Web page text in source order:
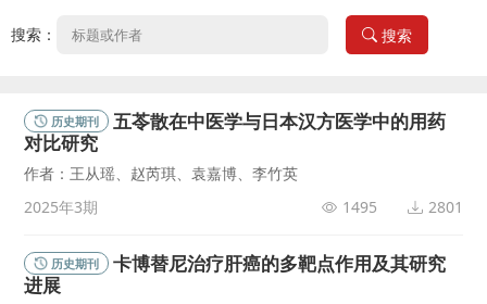
搜索： 搜索
历史期刊
五苓散在中医学与日本汉方医学中的用药
对比研究
作者：王从瑶、赵芮琪、袁嘉博、李竹英
2025年3期
1495 2801
历史期刊
卡博替尼治疗肝癌的多靶点作用及其研究
进展